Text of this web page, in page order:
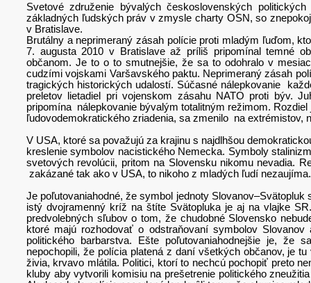
Svetové združenie bývalých československých
základných ľudských práv v zmysle charty OSN, so
v Bratislave.
Brutálny a neprimeraný zásah polície proti mladým ľuďom,
7. augusta 2010 v Bratislave až príliš pripomínal temné
občanom. Je to o to smutnejšie, že sa to odohralo v
cudzími vojskami Varšavského paktu. Neprimeraný zásah
tragických historických udalostí. Súčasné nálepkovanie
preletov lietadiel pri vojenskom zásahu NATO proti býv.
pripomína nálepkovanie bývalým totalitným režimom.
ľudovodemokratického zriadenia, sa zmenilo na extrémistov,
V USA, ktoré sa považujú za krajinu s najdlhšou
kreslenie symbolov nacistického Nemecka. Symboly
svetových revolúcii, pritom na Slovensku nikomu nevadia.
zakázané tak ako v USA, to nikoho z mladých ľudí nezaujíma.
Je poľutovaniahodné, že symbol jednoty
istý dvojramenný kríž na štíte Svätopluka je aj na vlajke
predvolebných sľubov o tom, že chudobné Slovensko
ktoré majú rozhodovať o odstraňovaní symbolov
politického barbarstva. Ešte poľutovaniahodnejšie je, že
nepochopili, že polícia platená z daní všetkých občanov, je
živia, krvavo mlátila. Politici, ktorí to nechcú pochopiť preto
kluby aby vytvorili komisiu na prešetrenie politického